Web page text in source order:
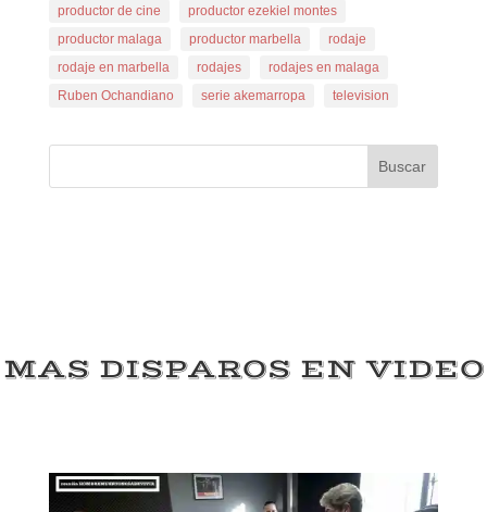
productor de cine
productor ezekiel montes
productor malaga
productor marbella
rodaje
rodaje en marbella
rodajes
rodajes en malaga
Ruben Ochandiano
serie akemarropa television
Buscar
MAS DISPAROS EN VIDEO